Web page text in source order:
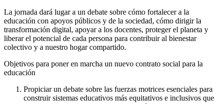
La jornada dará lugar a un debate sobre cómo fortalecer a la
educación con apoyos públicos y de la sociedad, cómo dirigir la
transformación digital, apoyar a los docentes, proteger el planeta y
liberar el potencial de cada persona para contribuir al bienestar
colectivo y a nuestro hogar compartido.
Objetivos para poner en marcha un nuevo contrato social para la
educación
Propiciar un debate sobre las fuerzas motrices esenciales para
construir sistemas educativos más equitativos e inclusivos que